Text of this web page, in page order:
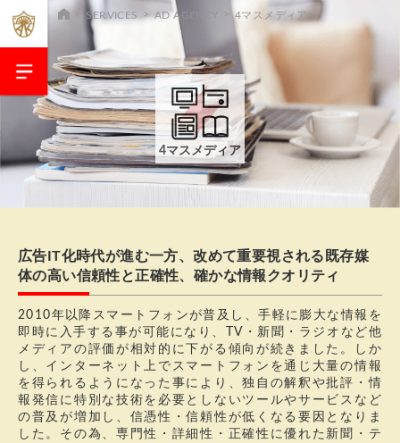
SERVICES AD AGENCY 4マスメディア
4マスメディア
広告IT化時代が進む一方、改めて重要視される既存媒
体の高い信頼性と正確性、確かな情報クオリティ
2010年以降スマートフォンが普及し、手軽に膨大な情報を
即時に入手する事が可能になり、TV・新聞・ラジオなど他
メディアの評価が相対的に下がる傾向が続きました。しか
し、インターネット上でスマートフォンを通じ大量の情報
を得られるようになった事により、独自の解釈や批評・情
報発信に特別な技術を必要としないツールやサービスなど
の普及が増加し、信憑性・信頼性が低くなる要因となりま
した。その為、専門性・詳細性・正確性に優れた新聞・テ